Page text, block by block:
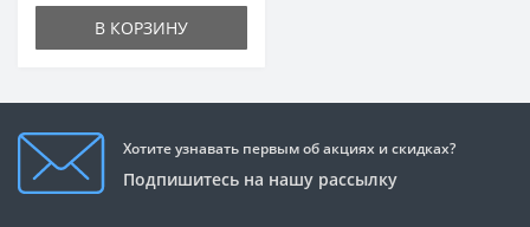
В КОРЗИНУ
Хотите узнавать первым об акциях и скидках?
Подпишитесь на нашу рассылку